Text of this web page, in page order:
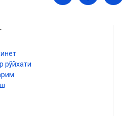
ботиллиги
бу борадаги
карромияларнинг
рўйхати